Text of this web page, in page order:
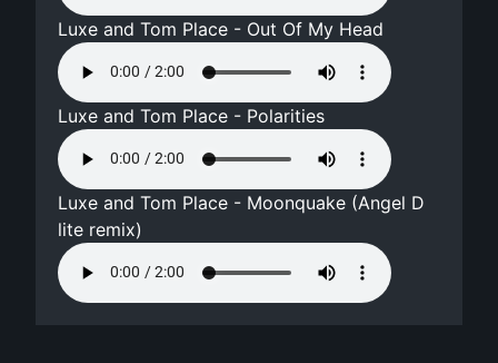
Luxe and Tom Place - Out Of My Head
Luxe and Tom Place - Polarities
Luxe and Tom Place - Moonquake (Angel D
lite remix)